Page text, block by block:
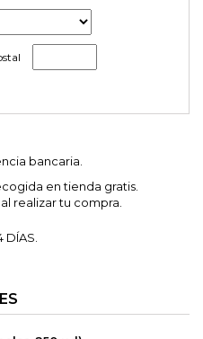
bancaria.
en tienda gratis.
realizar tu compra.
DÍAS.